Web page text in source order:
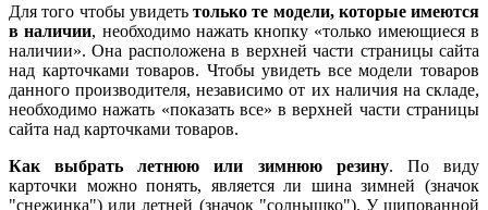
Для того чтобы увидеть только те модели, которые имеются
в наличии, необходимо нажать кнопку «только имеющиеся в
наличии». Она расположена в верхней части страницы сайта
над карточками товаров. Чтобы увидеть все модели товаров
данного производителя, независимо от их наличия на складе,
необходимо нажать «показать все» в верхней части страницы
сайта над карточками товаров.
Как выбрать летнюю или зимнюю резину. По виду
карточки можно понять, является ли шина зимней (значок
"снежинка") или летней (значок "солнышко"). У шипованной